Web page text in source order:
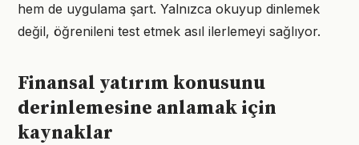
hem de uygulama şart. Yalnızca okuyup dinlemek
değil, öğrenileni test etmek asıl ilerlemeyi sağlıyor.
Finansal yatırım konusunu
derinlemesine anlamak için
kaynaklar